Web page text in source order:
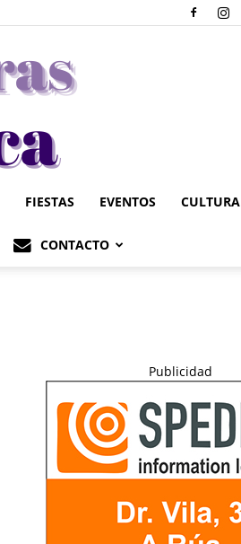
FIESTAS EVENTOS CULTURA
CONTACTO
Publicidad